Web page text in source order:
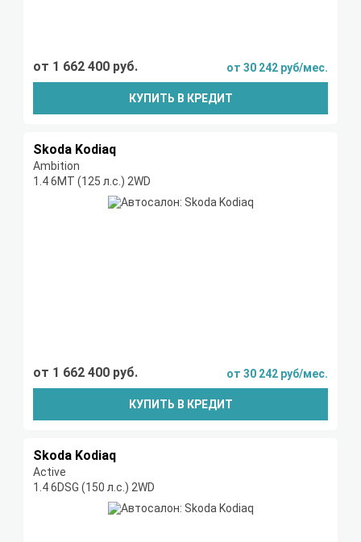
от 1 662 400 руб. от 30 242 руб/мес.
КУПИТЬ В КРЕДИТ
Skoda Kodiaq
Ambition
1.4 6МТ (125 л.с.) 2WD
от 1 662 400 руб. от 30 242 руб/мес.
КУПИТЬ В КРЕДИТ
Skoda Kodiaq
Active
1.4 6DSG (150 л.с.) 2WD